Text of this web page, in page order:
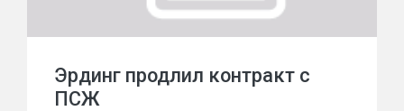
Эрдинг продлил контракт с
ПСЖ